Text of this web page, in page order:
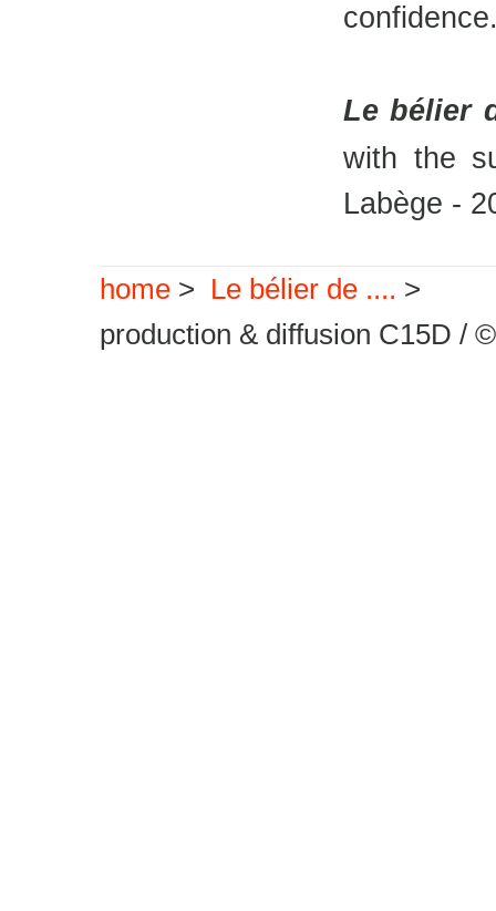
Le bélier
with the
Labège -
home > Le bélier de .... >
production & diffusion C15D /